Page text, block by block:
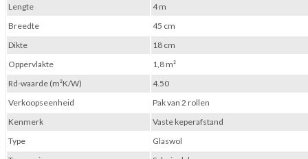
Lengte
4 m
Breedte
45 cm
Dikte
18 cm
Oppervlakte
1,8 m²
Rd-waarde (m²K/W)
4.50
Verkoopseenheid
Pak van 2 rollen
Kenmerk
Vaste keperafstand
Type
Glaswol